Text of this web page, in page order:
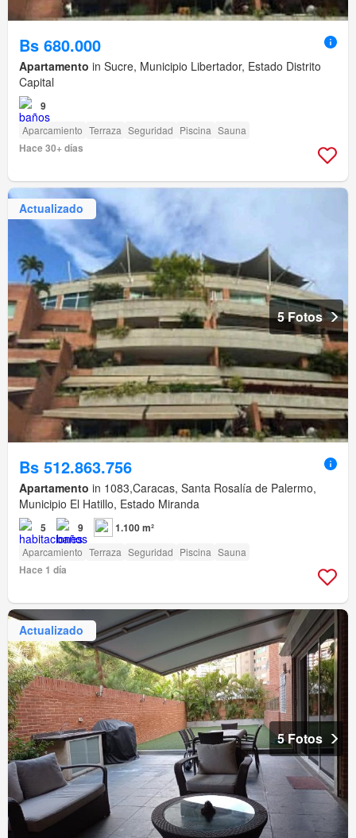
Bs 680.000
Apartamento in Sucre, Municipio Libertador, Estado Distrito
Capital
9
Aparcamiento Terraza Seguridad Piscina Sauna
Hace 30+ días
Actualizado
5 Fotos
Bs 512.863.756
Apartamento in 1083,Caracas, Santa Rosalía de Palermo,
Municipio El Hatillo, Estado Miranda
5 9 1.100 m²
Aparcamiento Terraza Seguridad Piscina Sauna
Hace 1 día
Actualizado
5 Fotos